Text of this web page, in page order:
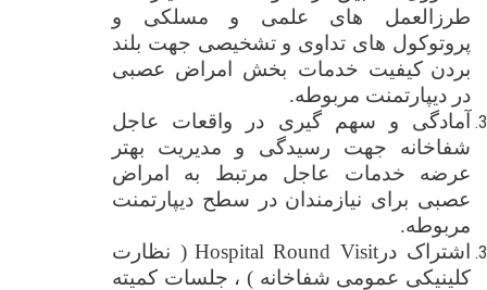
طرزالعمل های علمی و مسلکی و
پروتوکول های تداوی و تشخیصی جهت بلند
بردن کیفیت خدمات بخش امراض عصبی
در دیپارتمنت مربوطه.
آمادگی و سهم گیری در واقعات عاجل
شفاخانه جهت رسیدگی و مدیریت بهتر
عرضه خدمات عاجل مرتبط به امراض
عصبی برای نیازمندان در سطح دیپارتمنت
مربوطه.
اشتراک درRound Visit
Hospital
)نظارت
کلینیکی عمومی شفاخانه ( ، جلسات کمیته